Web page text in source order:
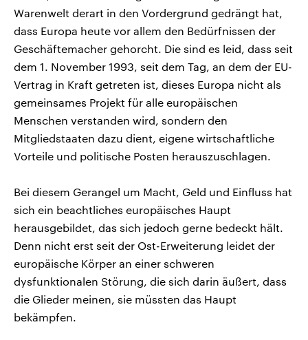
Warenwelt derart in den Vordergrund gedrängt hat,
dass Europa heute vor allem den Bedürfnissen der
Geschäftemacher gehorcht. Die sind es leid, dass seit
dem 1. November 1993, seit dem Tag, an dem der EU-
Vertrag in Kraft getreten ist, dieses Europa nicht als
gemeinsames Projekt für alle europäischen
Menschen verstanden wird, sondern den
Mitgliedstaaten dazu dient, eigene wirtschaftliche
Vorteile und politische Posten herauszuschlagen.
Bei diesem Gerangel um Macht, Geld und Einfluss hat
sich ein beachtliches europäisches Haupt
herausgebildet, das sich jedoch gerne bedeckt hält.
Denn nicht erst seit der Ost-Erweiterung leidet der
europäische Körper an einer schweren
dysfunktionalen Störung, die sich darin äußert, dass
die Glieder meinen, sie müssten das Haupt
bekämpfen.